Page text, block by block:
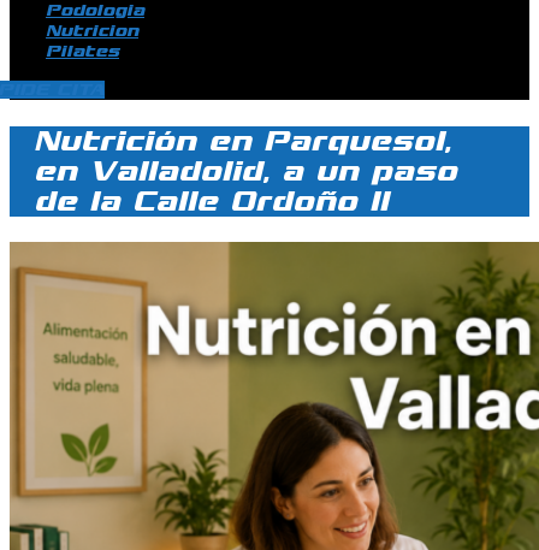
Podologia
Nutricion
Pilates
Nutrición en Parquesol,
en Valladolid, a un paso
de la Calle Ordoño II